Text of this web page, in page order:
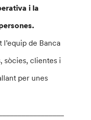
i la
de Banca
sòcies, clientes i
per unes